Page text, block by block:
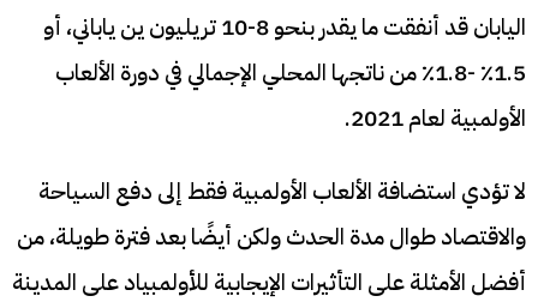
اليابان قد أنفقت ما يقدر بنحو 8-10 تريليون ين ياباني، أو
1.5٪ -1.8٪ من ناتجها المحلي الإجمالي في دورة الألعاب
الأولمبية لعام 2021.
لا تؤدي استضافة الألعاب الأولمبية فقط إلى دفع السياحة
والاقتصاد طوال مدة الحدث ولكن أيضًا بعد فترة طويلة، من
أفضل الأمثلة على التأثيرات الإيجابية للأولمبياد على المدينة